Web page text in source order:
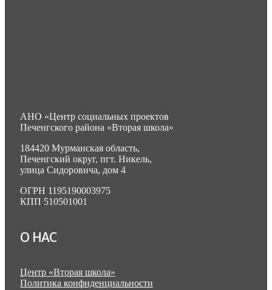
АНО «Центр социальных проектов
Печенгского района «Вторая школа»
184420 Мурманская область,
Печенгский округ, пгт. Никель,
улица Сидоровича, дом 4
ОГРН 1195190003975
КПП 510501001
О НАС
Центр «Вторая школа»
Политика конфиденциальности